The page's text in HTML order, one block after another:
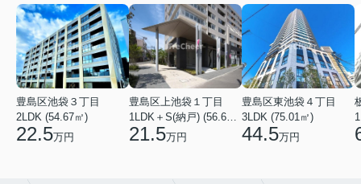
豊島区池袋３丁目
2LDK (54.67㎡)
22.5万円
豊島区上池袋１丁目
1LDK＋S(納戸) (56.61㎡)
21.5万円
豊島区東池袋４丁目
3LDK (75.01㎡)
44.5万円